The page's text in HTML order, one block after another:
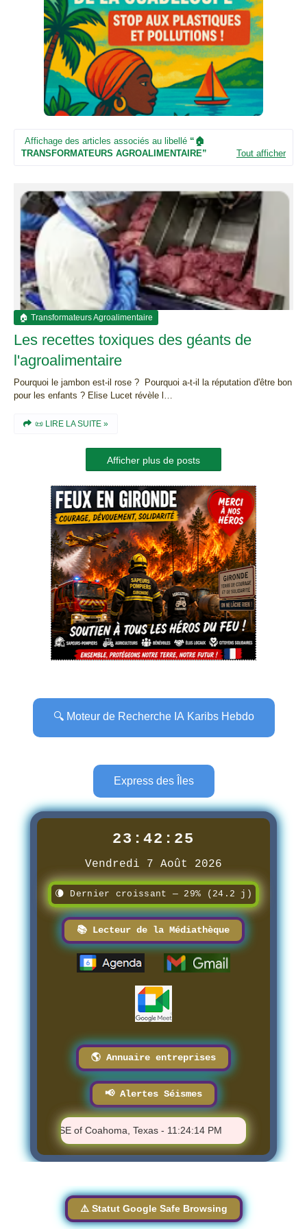
n
e
u
n
e
d
e
t
é
v
i
o
n
Affichage des articles associés au libellé
🏠
TRANSFORMATEURS AGROALIMENTAIRE
Tout afficher
🏠 Transformateurs Agroalimentaire
Les recettes toxiques des géants de
l'agroalimentaire
Pourquoi le jambon est-il rose ? Pourquoi a-t-il la réputation d'être bon
pour les enfants ? Elise Lucet révèle l…
📜 LIRE LA SUITE »
Afficher plus de posts
🔍 Moteur de Recherche IA Karibs Hebdo
Express des Îles
23:42:26
Vendredi 7 Août 2026
🌘 Dernier croissant — 29% (24.2 j)
📚 Lecteur de la Médiathèque
🌎 Annuaire entreprises
📢 Alertes Séismes
- 4 km ESE of Coahoma, Texas - 11:24:14 PM
⚠️ Statut Google Safe Browsing